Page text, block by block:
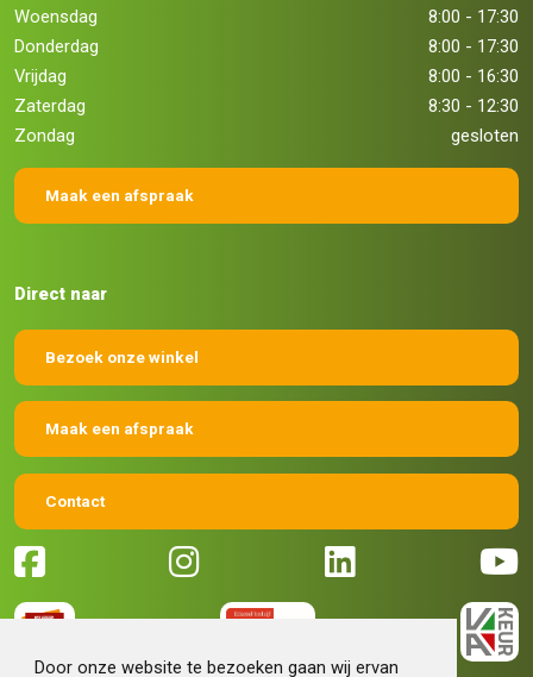
Door onze website te bezoeken gaan wij ervan
Woensdag
8:00 - 17:30
Donderdag
8:00 - 17:30
Vrijdag
8:00 - 16:30
Zaterdag
8:30 - 12:30
Zondag
gesloten
Maak een afspraak
Direct naar
Bezoek onze winkel
Maak een afspraak
Contact